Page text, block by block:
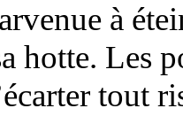
à
hotte. Les
tout